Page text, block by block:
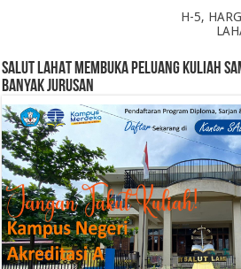
H-5,
SALUT LAHAT MEMBUKA PELUANG KULIAH
BANYAK JURUSAN